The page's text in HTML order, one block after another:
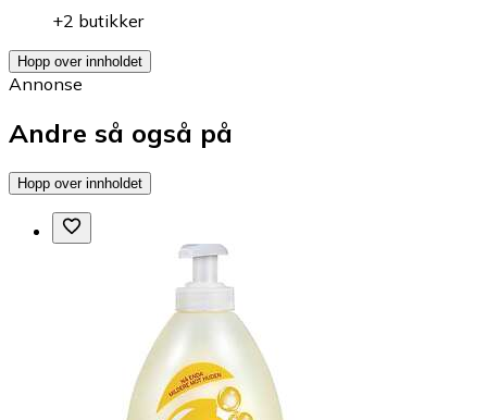
+2 butikker
Hopp over innholdet
Annonse
Andre så også på
Hopp over innholdet